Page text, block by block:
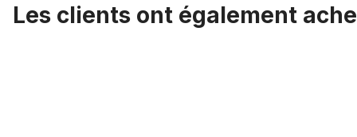
Les clients ont également